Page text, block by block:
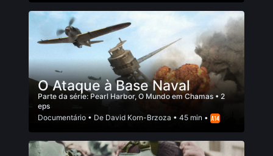
O Ataque à Base Naval
Parte da série: Pearl Harbor, O Mundo em Chamas • 2
eps
Documentário • De David Korn-Brzoza • 45 min •